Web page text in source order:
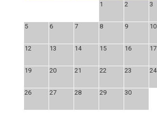
1
2 3
5 6 7 8 9 10
12 13 14 15 16 17
19 20 21 22 23 24
26 27 28 29 30